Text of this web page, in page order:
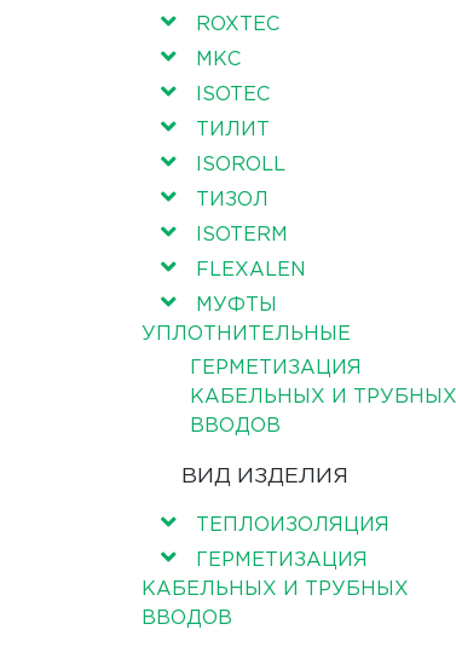
ROXTEC
МКС
ISOTEC
ТИЛИТ
ISOROLL
ТИЗОЛ
ISOTERM
FLEXALEN
МУФТЫ
УПЛОТНИТЕЛЬНЫЕ
ГЕРМЕТИЗАЦИЯ
КАБЕЛЬНЫХ И ТРУБНЫХ
ВВОДОВ
ВИД ИЗДЕЛИЯ
ТЕПЛОИЗОЛЯЦИЯ
ГЕРМЕТИЗАЦИЯ
КАБЕЛЬНЫХ И ТРУБНЫХ
ВВОДОВ